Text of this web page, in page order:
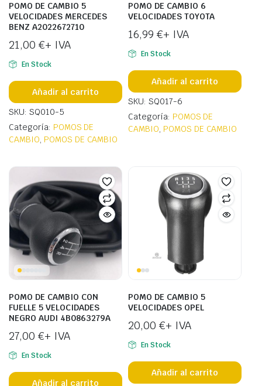
POMO DE CAMBIO 5
VELOCIDADES MERCEDES
BENZ A2022672710
21,00 €+ IVA
En Stock
Añadir al carrito
SKU: SQ010-5
Categoría: POMOS DE
CAMBIO, POMOS DE CAMBIO
POMO DE CAMBIO 6
VELOCIDADES TOYOTA
16,99 €+ IVA
En Stock
Añadir al carrito
SKU: SQ017-6
Categoría: POMOS DE
CAMBIO, POMOS DE CAMBIO
POMO DE CAMBIO CON
FUELLE 5 VELOCIDADES
NEGRO AUDI 4B0863279A
27,00 €+ IVA
En Stock
Añadir al carrito
POMO DE CAMBIO 5
VELOCIDADES OPEL
20,00 €+ IVA
En Stock
Añadir al carrito